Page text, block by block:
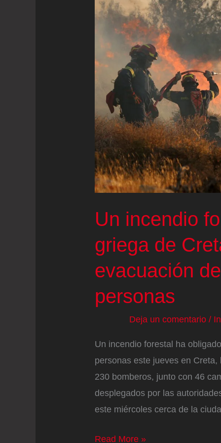
Un incendio
griega de
evacuación
personas
Deja un comentario /
Un incendio forestal ha
personas este jueves en
230 bomberos, junto con 46
desplegados por las
este miércoles cerca de la
Un
Read More »